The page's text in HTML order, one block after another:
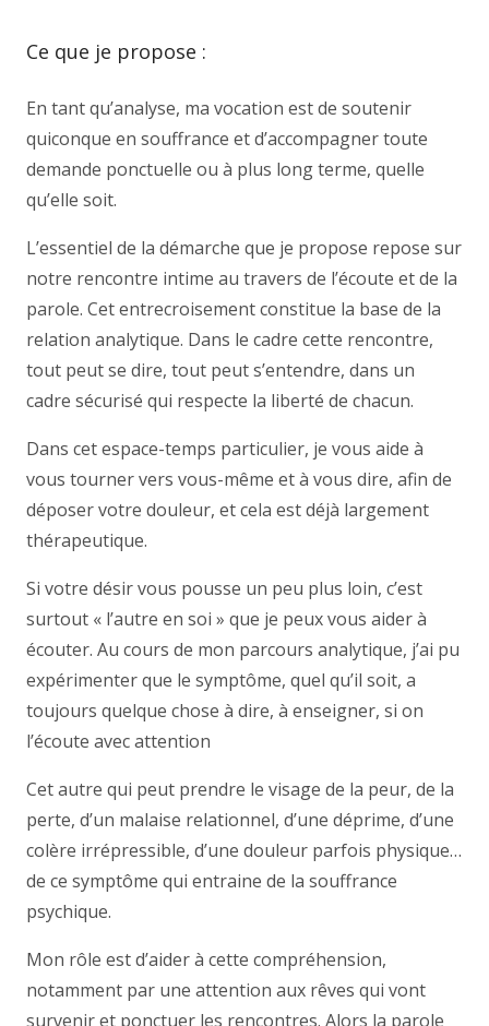
Ce que je propose :
En tant qu’analyse, ma vocation est de soutenir
quiconque en souffrance et d’accompagner toute
demande ponctuelle ou à plus long terme, quelle
qu’elle soit.
L’essentiel de la démarche que je propose repose sur
notre rencontre intime au travers de l’écoute et de la
parole. Cet entrecroisement constitue la base de la
relation analytique. Dans le cadre cette rencontre,
tout peut se dire, tout peut s’entendre, dans un
cadre sécurisé qui respecte la liberté de chacun.
Dans cet espace-temps particulier, je vous aide à
vous tourner vers vous-même et à vous dire, afin de
déposer votre douleur, et cela est déjà largement
thérapeutique.
Si votre désir vous pousse un peu plus loin, c’est
surtout « l’autre en soi » que je peux vous aider à
écouter. Au cours de mon parcours analytique, j’ai pu
expérimenter que le symptôme, quel qu’il soit, a
toujours quelque chose à dire, à enseigner, si on
l’écoute avec attention
Cet autre qui peut prendre le visage de la peur, de la
perte, d’un malaise relationnel, d’une déprime, d’une
colère irrépressible, d’une douleur parfois physique…
de ce symptôme qui entraine de la souffrance
psychique.
Mon rôle est d’aider à cette compréhension,
notamment par une attention aux rêves qui vont
survenir et ponctuer les rencontres. Alors la parole